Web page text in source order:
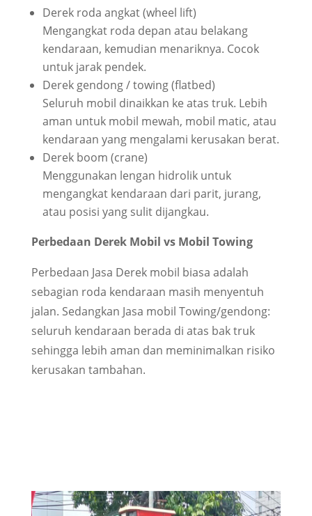
Derek roda angkat (wheel lift)
Mengangkat roda depan atau belakang
kendaraan, kemudian menariknya. Cocok
untuk jarak pendek.
Derek gendong / towing (flatbed)
Seluruh mobil dinaikkan ke atas truk. Lebih
aman untuk mobil mewah, mobil matic, atau
kendaraan yang mengalami kerusakan berat.
Derek boom (crane)
Menggunakan lengan hidrolik untuk
mengangkat kendaraan dari parit, jurang,
atau posisi yang sulit dijangkau.
Perbedaan Derek Mobil vs Mobil Towing
Perbedaan Jasa Derek mobil biasa adalah
sebagian roda kendaraan masih menyentuh
jalan. Sedangkan Jasa mobil Towing/gendong:
seluruh kendaraan berada di atas bak truk
sehingga lebih aman dan meminimalkan risiko
kerusakan tambahan.